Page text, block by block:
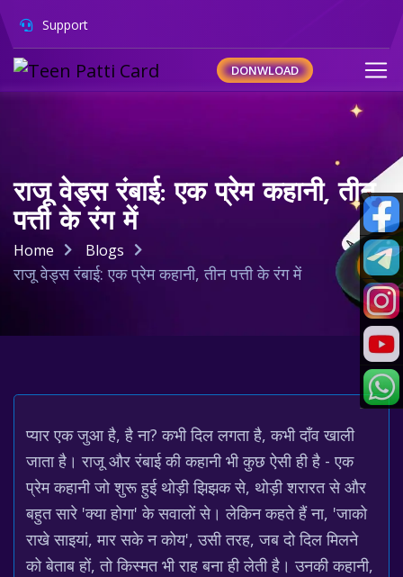
Support
DONWLOAD
राजू वेड्स रंबाई: एक प्रेम कहानी, तीन
पत्ती के रंग में
Home Blogs
राजू वेड्स रंबाई: एक प्रेम कहानी, तीन पत्ती के रंग में
प्यार एक जुआ है, है ना? कभी दिल लगता है, कभी दाँव खाली
जाता है। राजू और रंबाई की कहानी भी कुछ ऐसी ही है - एक
प्रेम कहानी जो शुरू हुई थोड़ी झिझक से, थोड़ी शरारत से और
बहुत सारे 'क्या होगा' के सवालों से। लेकिन कहते हैं ना, 'जाको
राखे साइयां, मार सके न कोय', उसी तरह, जब दो दिल मिलने
को बेताब हों, तो किस्मत भी राह बना ही लेती है। उनकी कहानी,